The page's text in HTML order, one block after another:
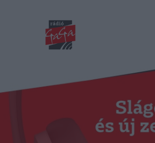
RÁDIÓ GAGA
Műsorok
Duma Duba
Podcast és videók